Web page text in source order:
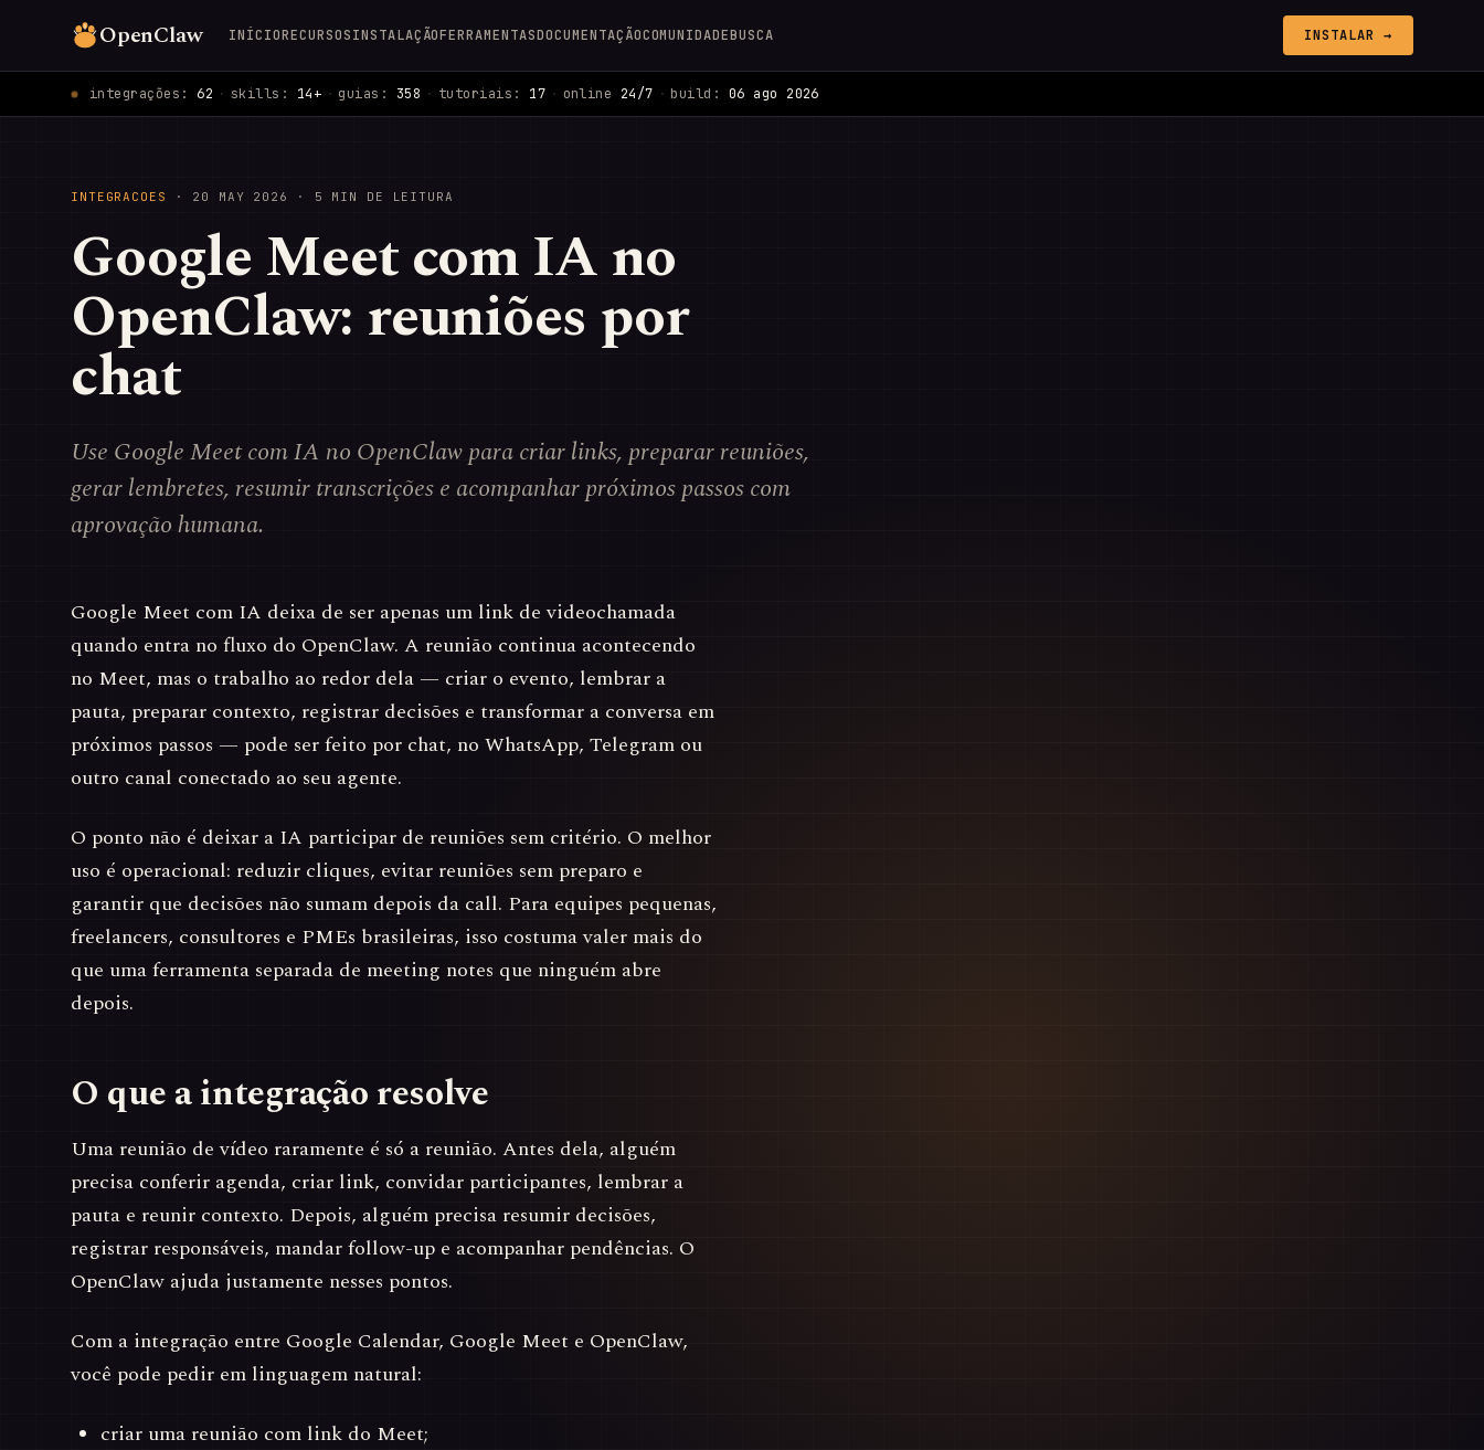
OpenClaw INÍCIORECURSOSINSTALAÇÃOFERRAMENTASDOCUMENTAÇÃOCOMUNIDADEBUSCA INSTALAR →
integrações: 62 · skills: 14+ · guias: 358 · tutoriais: 17 · online 24/7 · build: 06 ago 2026
INTEGRACOES · 20 MAY 2026 · 5 MIN DE LEITURA
Google Meet com IA no
OpenClaw: reuniões por
chat
Use Google Meet com IA no OpenClaw para criar links, preparar reuniões,
gerar lembretes, resumir transcrições e acompanhar próximos passos com
aprovação humana.
Google Meet com IA deixa de ser apenas um link de videochamada
quando entra no fluxo do OpenClaw. A reunião continua acontecendo
no Meet, mas o trabalho ao redor dela — criar o evento, lembrar a
pauta, preparar contexto, registrar decisões e transformar a conversa em
próximos passos — pode ser feito por chat, no WhatsApp, Telegram ou
outro canal conectado ao seu agente.
O ponto não é deixar a IA participar de reuniões sem critério. O melhor
uso é operacional: reduzir cliques, evitar reuniões sem preparo e
garantir que decisões não sumam depois da call. Para equipes pequenas,
freelancers, consultores e PMEs brasileiras, isso costuma valer mais do
que uma ferramenta separada de meeting notes que ninguém abre
depois.
O que a integração resolve
Uma reunião de vídeo raramente é só a reunião. Antes dela, alguém
precisa conferir agenda, criar link, convidar participantes, lembrar a
pauta e reunir contexto. Depois, alguém precisa resumir decisões,
registrar responsáveis, mandar follow-up e acompanhar pendências. O
OpenClaw ajuda justamente nesses pontos.
Com a integração entre Google Calendar, Google Meet e OpenClaw,
você pode pedir em linguagem natural:
criar uma reunião com link do Meet;